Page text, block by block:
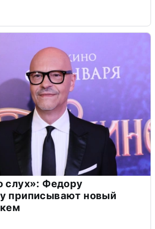
слух»: Федору
приписывают новый